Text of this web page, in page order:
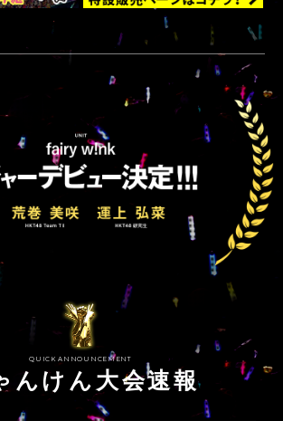
QUICK ANNOUNCEMENT
んけん大会速報